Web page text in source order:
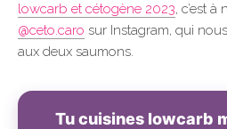
lowcarb et cétogène 2023, c’est
@ceto.caro sur Instagram, qui
aux deux saumons.
Tu cuisines lowcarb